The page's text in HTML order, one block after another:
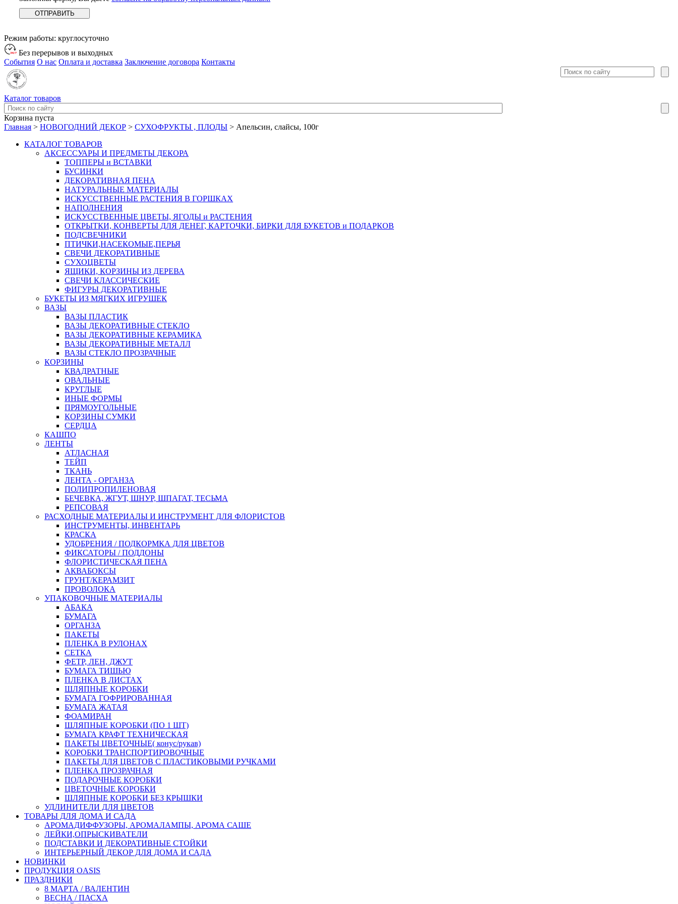
Режим работы: круглосуточно
Без перерывов и выходных
События О нас Оплата и доставка Заключение договора Контакты
Каталог товаров
Корзина пуста
Главная > НОВОГОДНИЙ ДЕКОР > СУХОФРУКТЫ , ПЛОДЫ > Апельсин, слайсы, 100г
КАТАЛОГ ТОВАРОВ
АКСЕССУАРЫ И ПРЕДМЕТЫ ДЕКОРА
ТОППЕРЫ и ВСТАВКИ
БУСИНКИ
ДЕКОРАТИВНАЯ ПЕНА
НАТУРАЛЬНЫЕ МАТЕРИАЛЫ
ИСКУССТВЕННЫЕ РАСТЕНИЯ В ГОРШКАХ
НАПОЛНЕНИЯ
ИСКУССТВЕННЫЕ ЦВЕТЫ, ЯГОДЫ и РАСТЕНИЯ
ОТКРЫТКИ, КОНВЕРТЫ ДЛЯ ДЕНЕГ, КАРТОЧКИ, БИРКИ ДЛЯ БУКЕТОВ и ПОДАРКОВ
ПОДСВЕЧНИКИ
ПТИЧКИ,НАСЕКОМЫЕ,ПЕРЬЯ
СВЕЧИ ДЕКОРАТИВНЫЕ
СУХОЦВЕТЫ
ЯЩИКИ, КОРЗИНЫ ИЗ ДЕРЕВА
СВЕЧИ КЛАССИЧЕСКИЕ
ФИГУРЫ ДЕКОРАТИВНЫЕ
БУКЕТЫ ИЗ МЯГКИХ ИГРУШЕК
ВАЗЫ
ВАЗЫ ПЛАСТИК
ВАЗЫ ДЕКОРАТИВНЫЕ СТЕКЛО
ВАЗЫ ДЕКОРАТИВНЫЕ КЕРАМИКА
ВАЗЫ ДЕКОРАТИВНЫЕ МЕТАЛЛ
ВАЗЫ СТЕКЛО ПРОЗРАЧНЫЕ
КОРЗИНЫ
КВАДРАТНЫЕ
ОВАЛЬНЫЕ
КРУГЛЫЕ
ИНЫЕ ФОРМЫ
ПРЯМОУГОЛЬНЫЕ
КОРЗИНЫ СУМКИ
СЕРДЦА
КАШПО
ЛЕНТЫ
АТЛАСНАЯ
ТЕЙП
ТКАНЬ
ЛЕНТА - ОРГАНЗА
ПОЛИПРОПИЛЕНОВАЯ
БЕЧЕВКА, ЖГУТ, ШНУР, ШПАГАТ, ТЕСЬМА
РЕПСОВАЯ
РАСХОДНЫЕ МАТЕРИАЛЫ И ИНСТРУМЕНТ ДЛЯ ФЛОРИСТОВ
ИНСТРУМЕНТЫ, ИНВЕНТАРЬ
КРАСКА
УДОБРЕНИЯ / ПОДКОРМКА ДЛЯ ЦВЕТОВ
ФИКСАТОРЫ / ПОДДОНЫ
ФЛОРИСТИЧЕСКАЯ ПЕНА
АКВАБОКСЫ
ГРУНТ/КЕРАМЗИТ
ПРОВОЛОКА
УПАКОВОЧНЫЕ МАТЕРИАЛЫ
АБАКА
БУМАГА
ОРГАНЗА
ПАКЕТЫ
ПЛЕНКА В РУЛОНАХ
СЕТКА
ФЕТР, ЛЕН, ДЖУТ
БУМАГА ТИШЬЮ
ПЛЕНКА В ЛИСТАХ
ШЛЯПНЫЕ КОРОБКИ
БУМАГА ГОФРИРОВАННАЯ
БУМАГА ЖАТАЯ
ФОАМИРАН
ШЛЯПНЫЕ КОРОБКИ (ПО 1 ШТ)
БУМАГА КРАФТ ТЕХНИЧЕСКАЯ
ПАКЕТЫ ЦВЕТОЧНЫЕ( конус/рукав)
КОРОБКИ ТРАНСПОРТИРОВОЧНЫЕ
ПАКЕТЫ ДЛЯ ЦВЕТОВ С ПЛАСТИКОВЫМИ РУЧКАМИ
ПЛЕНКА ПРОЗРАЧНАЯ
ПОДАРОЧНЫЕ КОРОБКИ
ЦВЕТОЧНЫЕ КОРОБКИ
ШЛЯПНЫЕ КОРОБКИ БЕЗ КРЫШКИ
УДЛИНИТЕЛИ ДЛЯ ЦВЕТОВ
ТОВАРЫ ДЛЯ ДОМА И САДА
АРОМАДИФФУЗОРЫ, АРОМАЛАМПЫ, АРОМА САШЕ
ЛЕЙКИ,ОПРЫСКИВАТЕЛИ
ПОДСТАВКИ И ДЕКОРАТИВНЫЕ СТОЙКИ
ИНТЕРЬЕРНЫЙ ДЕКОР ДЛЯ ДОМА И САДА
НОВИНКИ
ПРОДУКЦИЯ OASIS
ПРАЗДНИКИ
8 МАРТА / ВАЛЕНТИН
ВЕСНА / ПАСХА